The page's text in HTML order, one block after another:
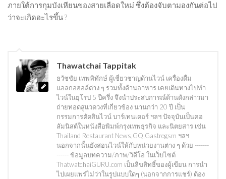
ภายใต้การกุมบังเหียนของสายเลือดใหม่ ซึ่งต้องจับตามองกันต่อไป
ว่าจะเกิดอะไรขึ้น ?
Thawatchai Tappitak
ธวัชชัย เทพพิทักษ์ ผู้เชี่ยวชาญด้านไวน์ เครื่องดื่ม
แอลกอฮอล์ต่าง ๆ รวมทั้งด้านอาหาร เคยเดินทางไปทำ
ไวน์ในยุโรป 5 ปีครึ่ง จึงนำประสบการณ์ด้านดังกล่าวมา
ถ่ายทอดสู่แวดวงที่เกี่ยวข้อง นานกว่า 20 ปี เป็น
กรรมการตัดสินไวน์ บาร์เทนเดอร์ ฯลฯ ปัจจุบันเป็นคอ
ลัมนิสต์ในหนังสือพิมพ์กรุงเทพธุรกิจ และนิตยสาร เช่น
Thailand Restaurant News,GQ,Gastrogsm ฯลฯ
นอกจากนั้นยังสอนไวน์ให้กับหน่วยงานต่าง ๆ ด้วย -------
------ ข้อมูลบทความ/ภาพ/วิดีโอ ในเว็บไซต์
ThatwatchaiGURU.com เป็นลิขสิทธิ์ของผู้เขียน การนำ
ไปเผยแพร่ไม่ว่าในรูปแบบใดๆ (นอกจากการแชร์) ต้อง